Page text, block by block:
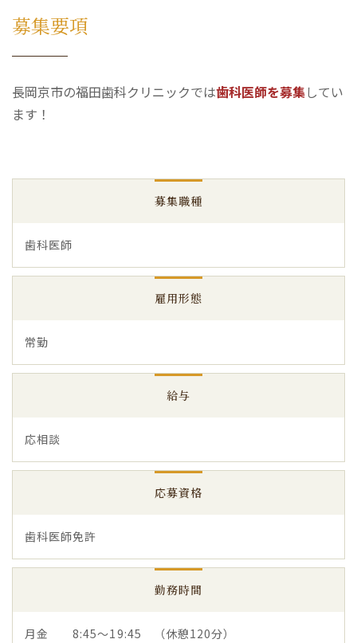
募集要項
長岡京市の福田歯科クリニックでは歯科医師を募集してい
ます！
募集職種
歯科医師
雇用形態
常勤
給与
応相談
応募資格
歯科医師免許
勤務時間
月金 8:45～19:45 （休憩120分）